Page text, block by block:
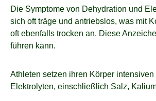
Die Symptome von Dehydration und
sich oft träge und antriebslos, was mit
oft ebenfalls trocken an. Diese
führen kann.
Athleten setzen ihren Körper
Elektrolyten, einschließlich Salz,